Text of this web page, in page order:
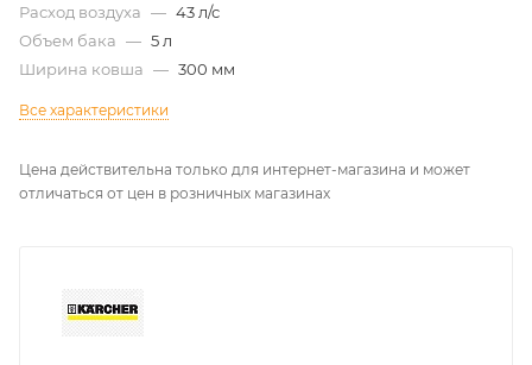
Расход воздуха — 43 л/с
Объем бака — 5 л
Ширина ковша — 300 мм
Все характеристики
Цена действительна только для интернет-магазина и может
отличаться от цен в розничных магазинах